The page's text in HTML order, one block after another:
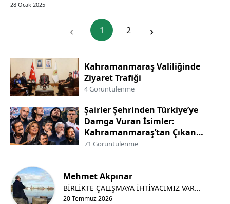
28 Ocak 2025
‹ 1 2 ›
Kahramanmaraş Valiliğinde
Ziyaret Trafiği
4 Görüntülenme
Şairler Şehrinden Türkiye’ye
Damga Vuran İsimler:
Kahramanmaraş’tan Çıkan
Ünlüler
71 Görüntülenme
Mehmet Akpınar
20 Temmuz 2026
BİRLİKTE ÇALIŞMAYA İHTİYACIMIZ VAR…